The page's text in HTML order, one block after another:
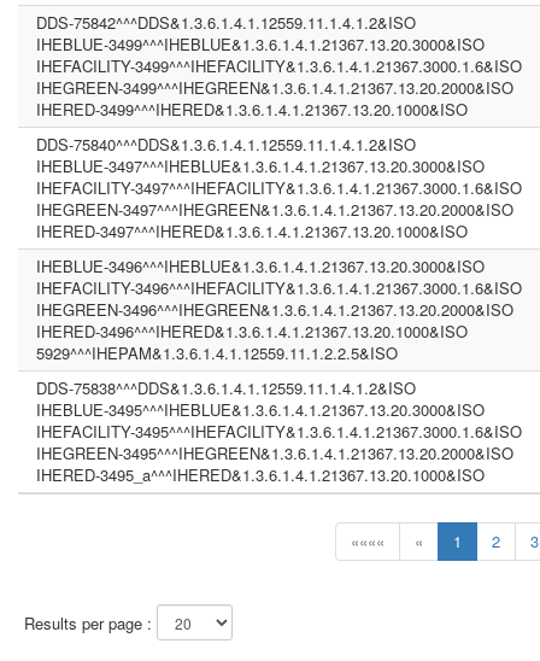
«««« « 1 2 3
Results per page :
DDS-75842^^^DDS&1.3.6.1.4.1.12559.11.1.4.1.2&ISO
IHEBLUE-3499^^^IHEBLUE&1.3.6.1.4.1.21367.13.20.3000&ISO
IHEFACILITY-3499^^^IHEFACILITY&1.3.6.1.4.1.21367.3000.1.6&ISO
IHEGREEN-3499^^^IHEGREEN&1.3.6.1.4.1.21367.13.20.2000&ISO
IHERED-3499^^^IHERED&1.3.6.1.4.1.21367.13.20.1000&ISO
DDS-75840^^^DDS&1.3.6.1.4.1.12559.11.1.4.1.2&ISO
IHEBLUE-3497^^^IHEBLUE&1.3.6.1.4.1.21367.13.20.3000&ISO
IHEFACILITY-3497^^^IHEFACILITY&1.3.6.1.4.1.21367.3000.1.6&ISO
IHEGREEN-3497^^^IHEGREEN&1.3.6.1.4.1.21367.13.20.2000&ISO
IHERED-3497^^^IHERED&1.3.6.1.4.1.21367.13.20.1000&ISO
IHEBLUE-3496^^^IHEBLUE&1.3.6.1.4.1.21367.13.20.3000&ISO
IHEFACILITY-3496^^^IHEFACILITY&1.3.6.1.4.1.21367.3000.1.6&ISO
IHEGREEN-3496^^^IHEGREEN&1.3.6.1.4.1.21367.13.20.2000&ISO
IHERED-3496^^^IHERED&1.3.6.1.4.1.21367.13.20.1000&ISO
5929^^^IHEPAM&1.3.6.1.4.1.12559.11.1.2.2.5&ISO
DDS-75838^^^DDS&1.3.6.1.4.1.12559.11.1.4.1.2&ISO
IHEBLUE-3495^^^IHEBLUE&1.3.6.1.4.1.21367.13.20.3000&ISO
IHEFACILITY-3495^^^IHEFACILITY&1.3.6.1.4.1.21367.3000.1.6&ISO
IHEGREEN-3495^^^IHEGREEN&1.3.6.1.4.1.21367.13.20.2000&ISO
IHERED-3495_a^^^IHERED&1.3.6.1.4.1.21367.13.20.1000&ISO